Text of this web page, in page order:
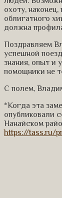
охоту,
облигатного
должна
Поздравляем
успешной
знания, опыт и
помощники не
С полем,
*Когда эта
опубликовали
Нанайском
https://tass.ru/